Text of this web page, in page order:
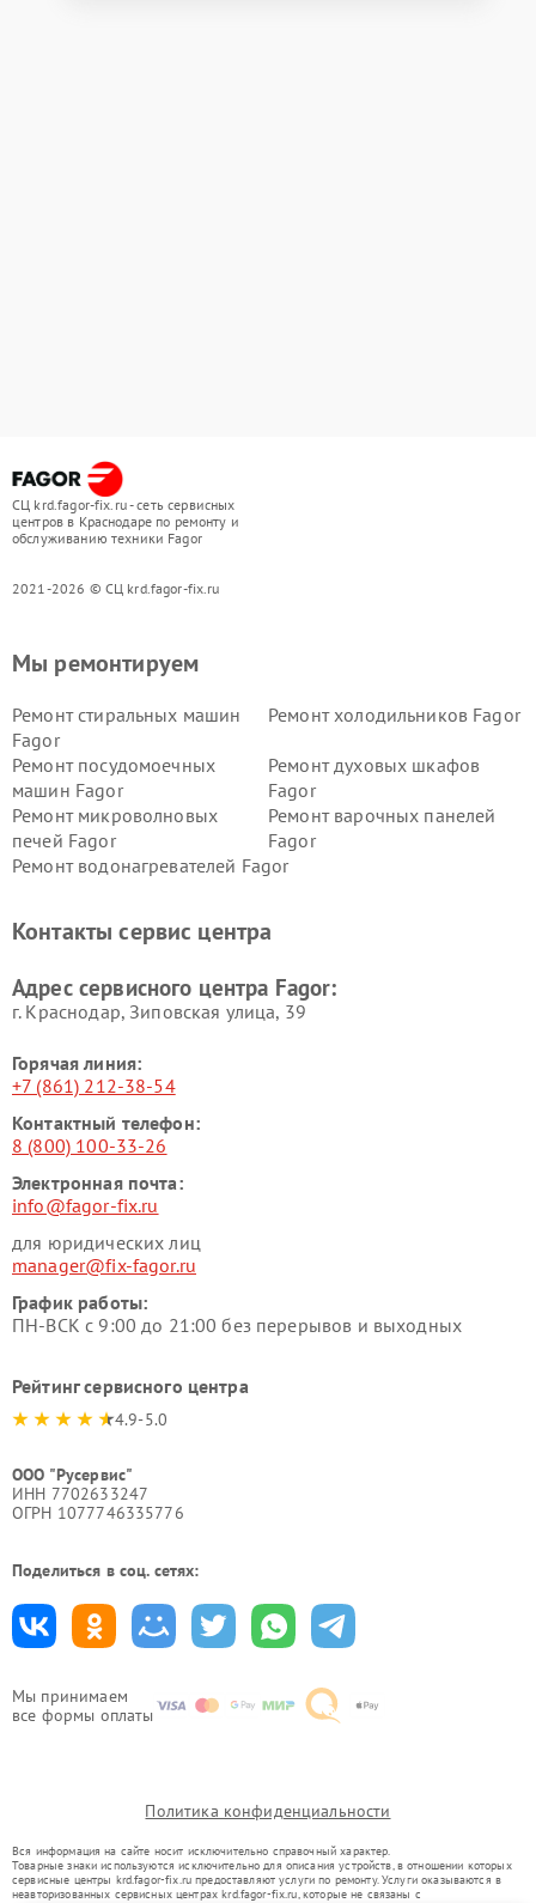
СЦ krd.fagor-fix.ru - сеть сервисных
центров в Краснодаре по ремонту и
обслуживанию техники Fagor
2021-2026 © СЦ krd.fagor-fix.ru
Мы принимаем
все формы оплаты
Мы ремонтируем
Ремонт стиральных машин
Fagor
Ремонт холодильников Fagor
Ремонт посудомоечных
машин Fagor
Ремонт духовых шкафов
Fagor
Ремонт микроволновых
печей Fagor
Ремонт варочных панелей
Fagor
Ремонт водонагревателей Fagor
Контакты сервис центра
Адрес сервисного центра Fagor:
г. Краснодар, Зиповская улица, 39
Горячая линия:
+7 (861) 212-38-54
Контактный телефон:
8 (800) 100-33-26
Электронная почта:
info@fagor-fix.ru
для юридических лиц
manager@fix-fagor.ru
График работы:
ПН-ВСК с 9:00 до 21:00 без перерывов и выходных
Рейтинг сервисного центра
4.9-5.0
ООО "Русервис"
ИНН 7702633247
ОГРН 1077746335776
Поделиться в соц. сетях:
Политика конфиденциальности
Вся информация на сайте носит исключительно справочный характер.
Товарные знаки используются исключительно для описания устройств, в отношении которых
сервисные центры krd.fagor-fix.ru предоставляют услуги по ремонту. Услуги оказываются в
неавторизованных сервисных центрах krd.fagor-fix.ru, которые не связаны с